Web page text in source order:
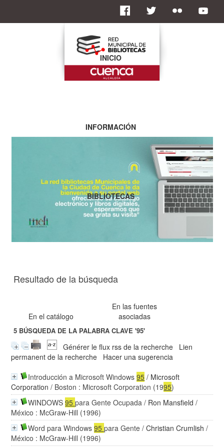
Resultado de la búsqueda
En el catálogo
En las fuentes
asociadas
5 BÚSQUEDA DE LA PALABRA CLAVE'95'
Générer le flux rss de la recherche
Lien
permanent de la recherche
Hacer una sugerencia
Introducción a Microsoft Windows95 / Microsoft
Corporation / Boston : Microsoft Corporation (1995)
WINDOWS95para Gente Ocupada / Ron Mansfield /
México : McGraw-Hill (1996)
Word para Windows95para Gente /Christian Crumlish /
México : McGraw-Hill (1996)
INICIO
INFORMACIÓN
BIBLIOTECAS